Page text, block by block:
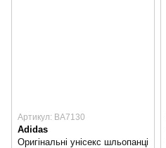
Артикул: BA7130
Adidas
Оригінальні унісекс шльопанці